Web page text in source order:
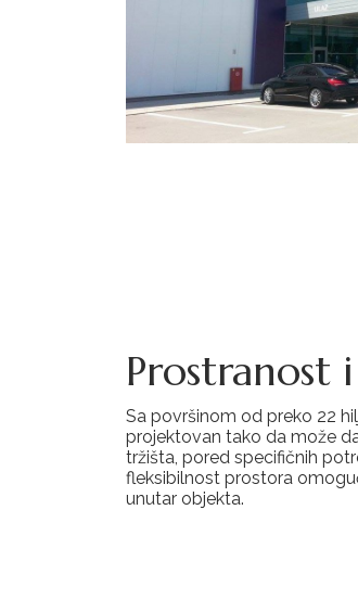
Prostranost
Sa površinom od preko 22
projektovan tako da može
tržišta, pored specifičnih
fleksibilnost prostora
unutar objekta.